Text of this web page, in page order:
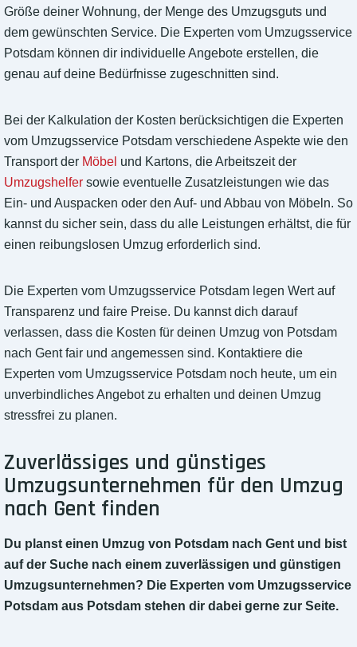
Größe deiner Wohnung, der Menge des Umzugsguts und
dem gewünschten Service. Die Experten vom Umzugsservice
Potsdam können dir individuelle Angebote erstellen, die
genau auf deine Bedürfnisse zugeschnitten sind.
Bei der Kalkulation der Kosten berücksichtigen die Experten
vom Umzugsservice Potsdam verschiedene Aspekte wie den
Transport der Möbel und Kartons, die Arbeitszeit der
Umzugshelfer sowie eventuelle Zusatzleistungen wie das
Ein- und Auspacken oder den Auf- und Abbau von Möbeln. So
kannst du sicher sein, dass du alle Leistungen erhältst, die für
einen reibungslosen Umzug erforderlich sind.
Die Experten vom Umzugsservice Potsdam legen Wert auf
Transparenz und faire Preise. Du kannst dich darauf
verlassen, dass die Kosten für deinen Umzug von Potsdam
nach Gent fair und angemessen sind. Kontaktiere die
Experten vom Umzugsservice Potsdam noch heute, um ein
unverbindliches Angebot zu erhalten und deinen Umzug
stressfrei zu planen.
Zuverlässiges und günstiges
Umzugsunternehmen für den Umzug
nach Gent finden
Du planst einen Umzug von Potsdam nach Gent und bist
auf der Suche nach einem zuverlässigen und günstigen
Umzugsunternehmen? Die Experten vom Umzugsservice
Potsdam aus Potsdam stehen dir dabei gerne zur Seite.